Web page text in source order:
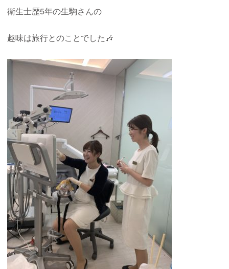
衛生士歴5年の生駒さんの
趣味は旅行とのことでした🎶